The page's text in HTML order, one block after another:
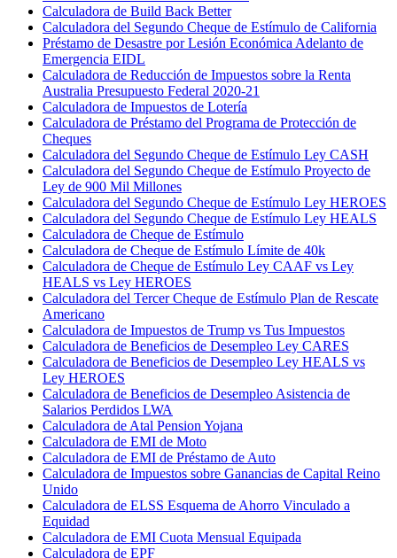
Calculadora de Build Back Better
Calculadora del Segundo Cheque de Estímulo de California
Préstamo de Desastre por Lesión Económica Adelanto de
Emergencia EIDL
Calculadora de Reducción de Impuestos sobre la Renta
Australia Presupuesto Federal 2020-21
Calculadora de Impuestos de Lotería
Calculadora de Préstamo del Programa de Protección de
Cheques
Calculadora del Segundo Cheque de Estímulo Ley CASH
Calculadora del Segundo Cheque de Estímulo Proyecto de
Ley de 900 Mil Millones
Calculadora del Segundo Cheque de Estímulo Ley HEROES
Calculadora del Segundo Cheque de Estímulo Ley HEALS
Calculadora de Cheque de Estímulo
Calculadora de Cheque de Estímulo Límite de 40k
Calculadora de Cheque de Estímulo Ley CAAF vs Ley
HEALS vs Ley HEROES
Calculadora del Tercer Cheque de Estímulo Plan de Rescate
Americano
Calculadora de Impuestos de Trump vs Tus Impuestos
Calculadora de Beneficios de Desempleo Ley CARES
Calculadora de Beneficios de Desempleo Ley HEALS vs
Ley HEROES
Calculadora de Beneficios de Desempleo Asistencia de
Salarios Perdidos LWA
Calculadora de Atal Pension Yojana
Calculadora de EMI de Moto
Calculadora de EMI de Préstamo de Auto
Calculadora de Impuestos sobre Ganancias de Capital Reino
Unido
Calculadora de ELSS Esquema de Ahorro Vinculado a
Equidad
Calculadora de EMI Cuota Mensual Equipada
Calculadora de EPF